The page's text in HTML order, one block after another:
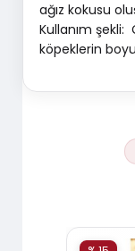
ağız kokusu
Kullanım
köpeklerin